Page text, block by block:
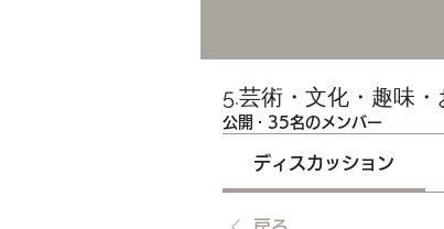
5.芸術・文化・趣味・
公開 · 35名のメンバー
ディスカッション